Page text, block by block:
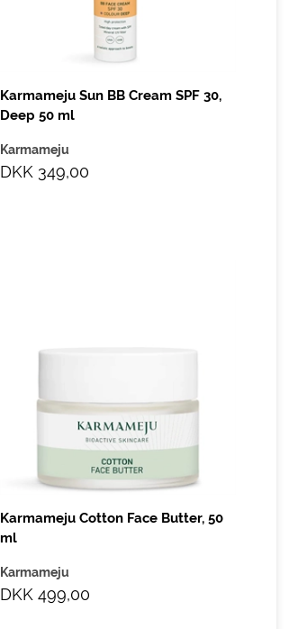
Karmameju Sun BB Cream SPF 30,
Deep 50 ml
Karmameju
DKK 349,00
Karmameju Cotton Face Butter, 50
ml
Karmameju
DKK 499,00